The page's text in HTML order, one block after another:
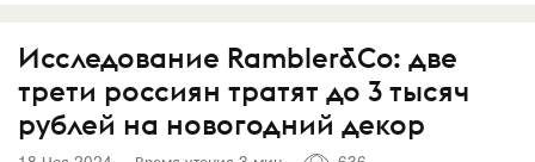
Исследование Rambler&Co: две
трети россиян тратят до 3 тысяч
рублей на новогодний декор